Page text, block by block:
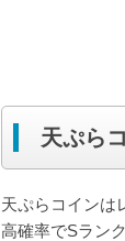
天ぷら
天ぷらコインは
高確率でSラン